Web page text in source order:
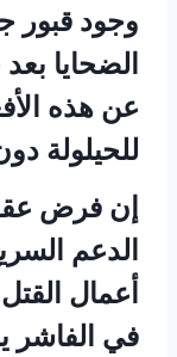
وجود قبور
الضحايا
عن هذه
للحيلولة
إن فرض
الدعم
أعمال
في الفاشر